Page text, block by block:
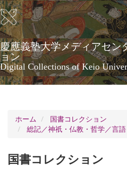
メ
イ
ン
コ
ン
テ
ン
ツ
に
慶應義塾大学メディアセン
ョン
Digital Collections of Keio
ホーム
国書コレクション
総記／神祇・仏教・哲学／言語
国書コレクション